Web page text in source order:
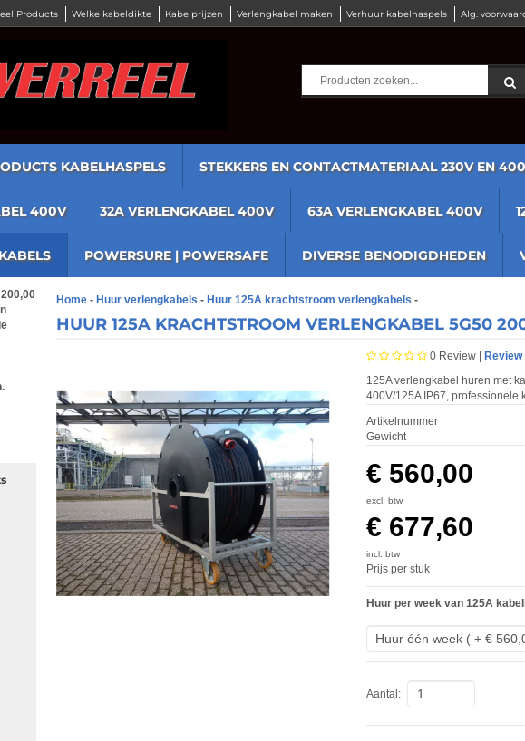
Products Welke kabeldikte Kabelprijzen Verlengkabel maken Verhuur kabelhaspels
Alg.
KABELHASPELS STEKKERS EN CONTACTMATERIAAL 230V EN
400V 32A VERLENGKABEL 400V 63A VERLENGKABEL 400V
POWERSURE | POWERSAFE DIVERSE BENODIGDHEDEN
Home - Huur verlengkabels - Huur 125A krachtstroom verlengkabels -
HUUR 125A KRACHTSTROOM VERLENGKABEL 5G50
0Review |
125A verlengkabel huren met
400V/125A IP67, professionele
Artikelnummer
Gewicht
€ 560,00
excl. btw
€ 677,60
incl. btw
Prijs per stuk
Huur per week van 125A
Aantal: